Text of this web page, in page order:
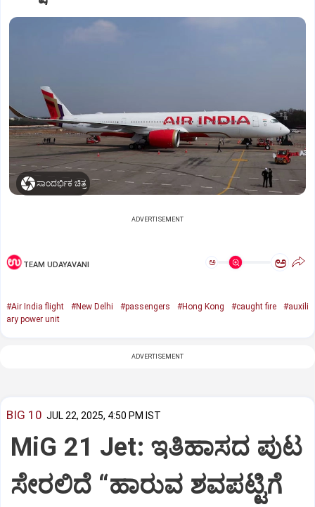
ಸಾಂದರ್ಭಿಕ ಚಿತ್ರ
ADVERTISEMENT
TEAM UDAYAVANI ಅ ಅ
#Air India flight #New Delhi #passengers #Hong Kong #caught fire
#auxili
ary power unit
ADVERTISEMENT
BIG 10 JUL 22, 2025, 4:50 PM IST
MiG 21 Jet: ಇತಿಹಾಸದ ಪುಟ
ಸೇರಲಿದೆ “ಹಾರುವ ಶವಪಟ್ಟಿಗೆ